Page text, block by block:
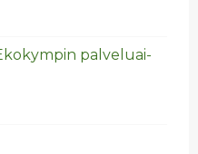
pal­ve­luai­